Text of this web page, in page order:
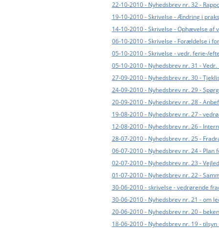
22-10-2010 - Nyhedsbrev nr. 32 -
19-10-2010 - Skrivelse - Ændring i
14-10-2010 - Skrivelse - Ophævelse af
06-10-2010 - Skrivelse - Forældelse i
05-10-2010 - Skrivelse - vedr. ferie-/
05-10-2010 - Nyhedsbrev nr. 31 -
27-09-2010 - Nyhedsbrev nr. 30 -
24-09-2010 - Nyhedsbrev nr. 29 -
20-09-2010 - Nyhedsbrev nr. 28 -
19-08-2010 - Nyhedsbrev nr. 27 -
12-08-2010 - Nyhedsbrev nr. 26 -
28-07-2010 - Nyhedsbrev nr. 25 -
06-07-2010 - Nyhedsbrev nr. 24 - Plan
02-07-2010 - Nyhedsbrev nr. 23 -
01-07-2010 - Nyhedsbrev nr. 22 -
30-06-2010 - skrivelse - vedrørende
30-06-2010 - Nyhedsbrev nr. 21 - om
20-06-2010 - Nyhedsbrev nr. 20 -
18-06-2010 - Nyhedsbrev nr. 19 -